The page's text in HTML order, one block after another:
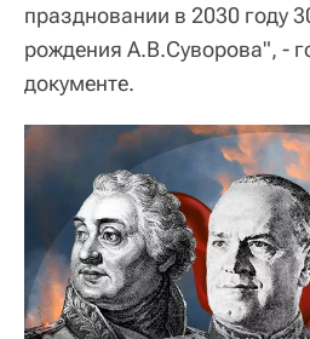
праздновании в 2030 году
рождения А.В.Суворова", -
документе.